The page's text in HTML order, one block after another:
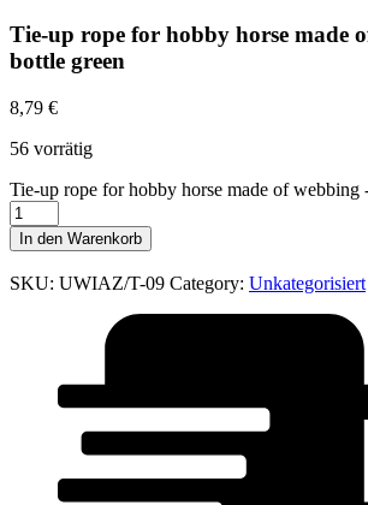
Tie-up rope for hobby horse made
bottle green
8,79 €
56 vorrätig
Tie-up rope for hobby horse made of webbing
In den Warenkorb
SKU: UWIAZ/T-09 Category: Unkategorisiert